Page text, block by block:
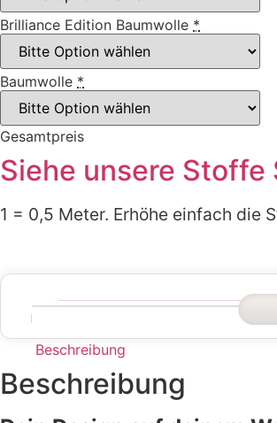
Brilliance Edition Baumwolle *
Baumwolle *
Gesamtpreis
Siehe unsere
1 = 0,5 Meter. Erhöhe einfach die
Beschreibung
Beschreibung